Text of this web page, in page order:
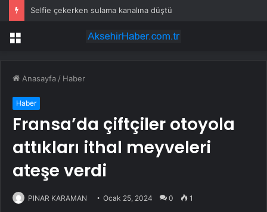
Selfie çekerken sulama kanalına düştü
Menü
Anasayfa / Haber
Haber
Fransa’da çiftçiler otoyola
attıkları ithal meyveleri
ateşe verdi
PINAR KARAMAN Ocak 25, 2024 0 1